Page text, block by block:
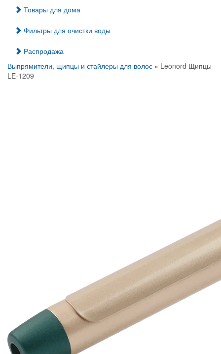
Товары для дома
Фильтры для очистки воды
Распродажа
Выпрямители, щипцы и стайлеры для волос » Leonord Щипцы
LE-1209